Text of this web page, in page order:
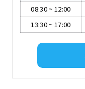
08:30~ 12:00
13:30~ 17:00